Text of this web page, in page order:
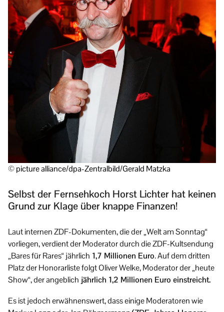
© picture alliance/dpa-Zentralbild/Gerald Matzka
Selbst der Fernsehkoch Horst Lichter hat keinen
Grund zur Klage über knappe Finanzen!
Laut internen ZDF-Dokumenten, die der „Welt am Sonntag“
vorliegen, verdient der Moderator durch die ZDF-Kultsendung
„Bares für Rares“ jährlich 1,7 Millionen Euro. Auf dem dritten
Platz der Honorarliste folgt Oliver Welke, Moderator der „heute
Show“, der angeblich jährlich 1,2 Millionen Euro einstreicht.
Es ist jedoch erwähnenswert, dass einige Moderatoren wie